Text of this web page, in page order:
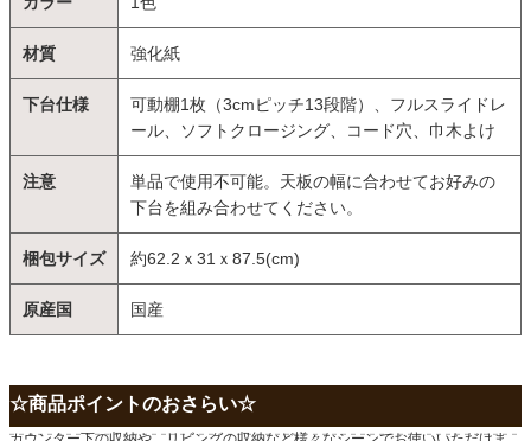
材質 強化紙
下台仕様
可動棚1枚（3cmピッチ13段階）、フルスライドレ
ール、ソフトクロージング、コード穴、巾木よけ
注意
単品で使用不可能。天板の幅に合わせてお好みの
下台を組み合わせてください。
梱包サイズ 約62.2ｘ31ｘ87.5(cm)
原産国 国産
☆商品ポイントのおさらい☆